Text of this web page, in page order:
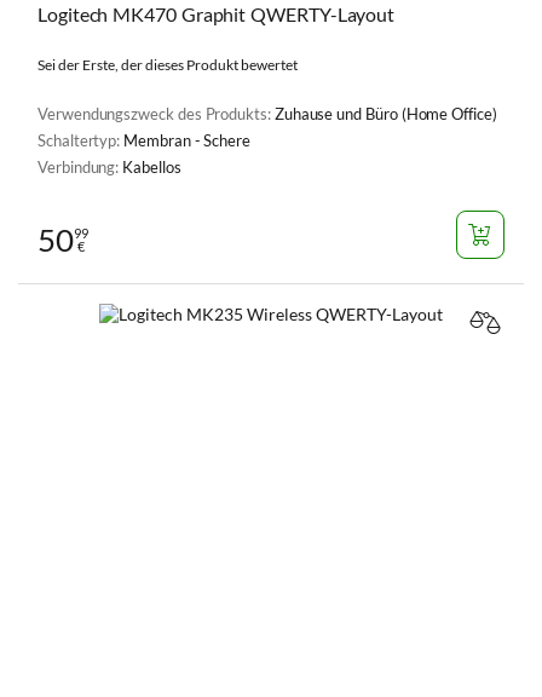
Logitech MK470 Graphit QWERTY-Layout
Sei der Erste, der dieses Produkt bewertet
Verwendungszweck des Produkts:Zuhause und Büro (Home Office)
Schaltertyp: Membran - Schere
Verbindung: Kabellos
5099
€